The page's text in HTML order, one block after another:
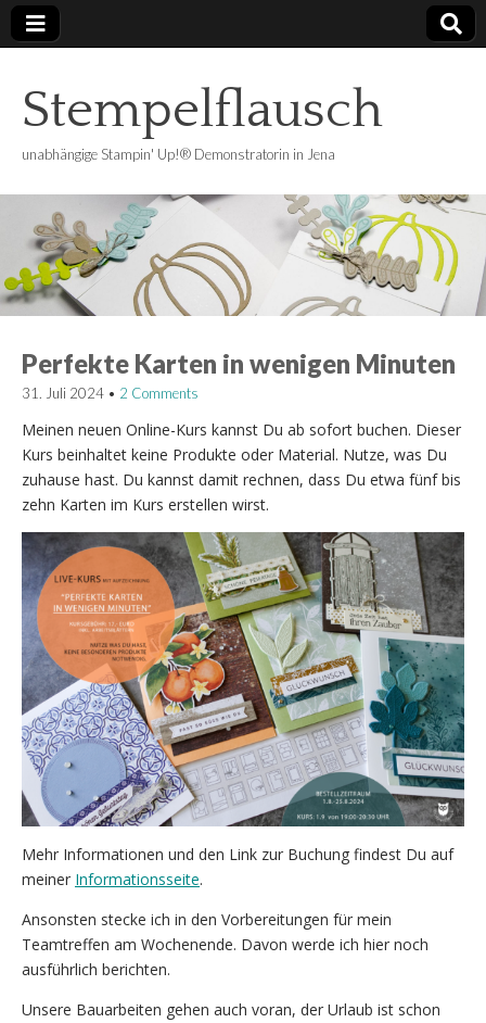
Stempelflausch
unabhängige Stampin' Up!® Demonstratorin in Jena
Perfekte Karten in wenigen Minuten
31. Juli 2024 • 2 Comments
Meinen neuen Online-Kurs kannst Du ab sofort buchen. Dieser
Kurs beinhaltet keine Produkte oder Material. Nutze, was Du
zuhause hast. Du kannst damit rechnen, dass Du etwa fünf bis
zehn Karten im Kurs erstellen wirst.
Mehr Informationen und den Link zur Buchung findest Du auf
meiner Informationsseite.
Ansonsten stecke ich in den Vorbereitungen für mein
Teamtreffen am Wochenende. Davon werde ich hier noch
ausführlich berichten.
Unsere Bauarbeiten gehen auch voran, der Urlaub ist schon